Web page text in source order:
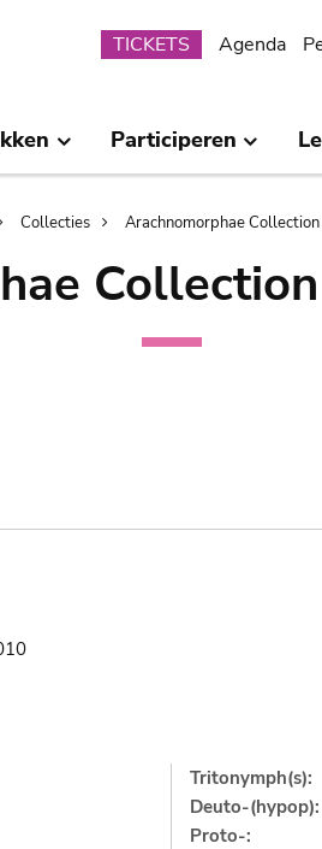
Submenu
TICKETS Agenda
Participeren
Collecties Arachnomorphae
Tritonymph(s):
Deuto-(hypop):
Proto-: